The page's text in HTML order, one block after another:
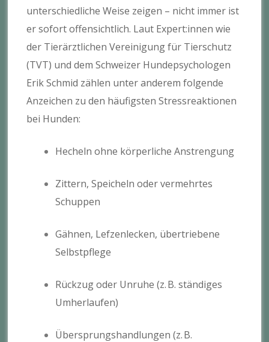
unterschiedliche Weise zeigen – nicht immer ist
er sofort offensichtlich. Laut Expert:innen wie
der Tierärztlichen Vereinigung für Tierschutz
(TVT) und dem Schweizer Hundepsychologen
Erik Schmid zählen unter anderem folgende
Anzeichen zu den häufigsten Stressreaktionen
bei Hunden:
Hecheln ohne körperliche Anstrengung
Zittern, Speicheln oder vermehrtes
Schuppen
Gähnen, Lefzenlecken, übertriebene
Selbstpflege
Rückzug oder Unruhe (z. B. ständiges
Umherlaufen)
Übersprungshandlungen (z. B.